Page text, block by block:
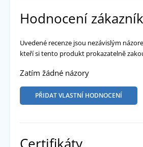
Hodnocení
Uvedené recenze jsou nezávislým
kteří si tento produkt prokazatelně
Zatím žádné názory
PŘIDAT VLASTNÍ HODNOCENÍ
Certifikáty